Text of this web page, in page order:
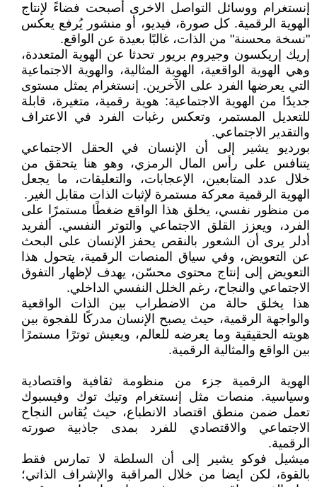
إنستغرام ووسائل التواصل الاخرى أصبحت فضاءً لإنتاج
الهوية الرقمية. كل صورة، فيديو، أو منشور يُرفع يعكس
"نسخة محسنة" من الذات، غالبًا بعيدة عن الواقع.
إريك إريكسون وجيروم بريور تحدثا عن الهوية المتعددة،
وهي الهوية الواقعية، الهوية المثالية، والهوية الاجتماعية
التي يعرضها الفرد على الآخرين. إنستغرام يمثل مستوى
جديدًا من الهوية الاجتماعية: هوية رقمية، متغيرة، قابلة
للتعديل المستمر، وتعكس رغبات الفرد في الاعتراف
والتقدير الاجتماعي.
بورديو يشير إلى أن الإنسان في الحقل الاجتماعي
يتنافس على رأس المال الرمزي، وهو هنا يتحقق من
خلال عدد المتابعين، الإعجابات، والتعليقات، ما يجعل
الهوية الرقمية معركة مستمرة لإثبات الذات مقابل الغير.
من منظور نفسي، يخلق هذا الواقع ضغطًا مستمرًا على
الفرد، ويعزز القلق الاجتماعي والتوتر النفسي. ألفريد
أدلر يرى أن الشعور بالنقص يحفز الإنسان على البحث
عن التعويض، وفي سياق المنصات الرقمية، يتحول هذا
التعويض إلى إنتاج محتوى محسّن، يهدف لإظهار التفوق
الاجتماعي والنجاح، رغم الخلل النفسي الداخلي.
هذا يخلق حالة من الاضطراب بين الذات الواقعية
والواجهة الرقمية، حيث يصبح الإنسان مدركًا للفجوة بين
هويته الحقيقية وما يعرضه للعالم، ويعيش توترًا مستمرًا
بين الواقع والمثالية الرقمية.
الهوية الرقمية جزء من منظومة ثقافية واقتصادية
وسياسية. منصات مثل إنستغرام وتيك توك وفيسبوك
تعمل ضمن منطق اقتصاد الانطباع، حيث يُقاس النجاح
الاجتماعي والاقتصادي للفرد بمدى جاذبية صورته
الرقمية.
ميشيل فوكو يشير إلى أن السلطة لا تمارس فقط
بالقوة، لكن ايضا من خلال المراقبة والإشراف الذاتي؛